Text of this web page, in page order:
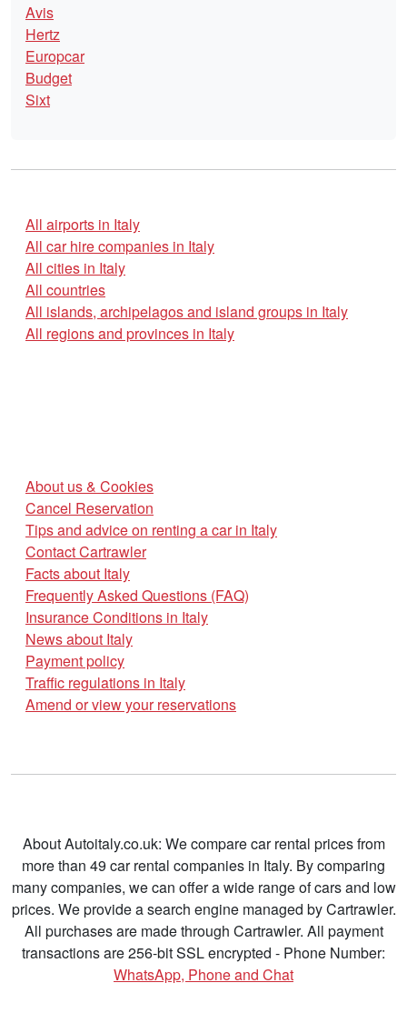
Avis
Hertz
Europcar
Budget
Sixt
All airports in Italy
All car hire companies in Italy
All cities in Italy
All countries
All islands, archipelagos and island groups in Italy
All regions and provinces in Italy
About us & Cookies
Cancel Reservation
Tips and advice on renting a car in Italy
Contact Cartrawler
Facts about Italy
Frequently Asked Questions (FAQ)
Insurance Conditions in Italy
News about Italy
Payment policy
Traffic regulations in Italy
Amend or view your reservations
About Autoitaly.co.uk: We compare car rental prices from
more than 49 car rental companies in Italy. By comparing
many companies, we can offer a wide range of cars and low
prices. We provide a search engine managed by Cartrawler.
All purchases are made through Cartrawler. All payment
transactions are 256-bit SSL encrypted - Phone Number:
WhatsApp, Phone and Chat